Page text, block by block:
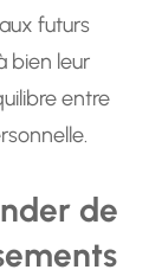
futurs
bien leur
entre
de